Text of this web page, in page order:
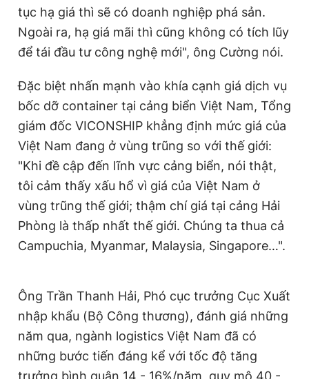
tục hạ giá thì sẽ có doanh nghiệp phá sản.
Ngoài ra, hạ giá mãi thì cũng không có tích lũy
để tái đầu tư công nghệ mới", ông Cường nói.
Đặc biệt nhấn mạnh vào khía cạnh giá dịch vụ
bốc dỡ container tại cảng biển Việt Nam, Tổng
giám đốc VICONSHIP khẳng định mức giá của
Việt Nam đang ở vùng trũng so với thế giới:
"Khi đề cập đến lĩnh vực cảng biển, nói thật,
tôi cảm thấy xấu hổ vì giá của Việt Nam ở
vùng trũng thế giới; thậm chí giá tại cảng Hải
Phòng là thấp nhất thế giới. Chúng ta thua cả
Campuchia, Myanmar, Malaysia, Singapore…".
Ông Trần Thanh Hải, Phó cục trưởng Cục Xuất
nhập khẩu (Bộ Công thương), đánh giá những
năm qua, ngành logistics Việt Nam đã có
những bước tiến đáng kể với tốc độ tăng
trưởng bình quân 14 - 16%/năm, quy mô 40 -